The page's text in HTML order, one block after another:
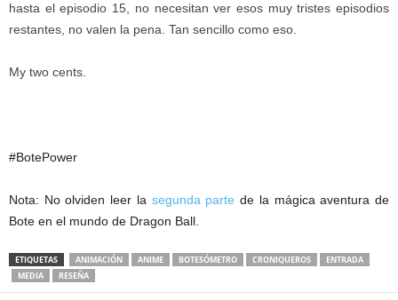
hasta el episodio 15, no necesitan ver esos muy tristes episodios
restantes, no valen la pena. Tan sencillo como eso.
My two cents.
#BotePower
Nota: No olviden leer la segunda parte de la mágica aventura de
Bote en el mundo de Dragon Ball.
ETIQUETAS ANIMACIÓN ANIME BOTESÓMETRO CRONIQUEROS
ENTRADA
MEDIA
RESEÑA